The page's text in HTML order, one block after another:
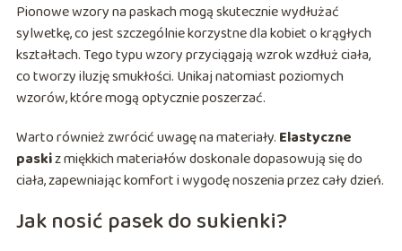
Pionowe wzory na paskach mogą skutecznie wydłużać
sylwetkę, co jest szczególnie korzystne dla kobiet o krągłych
kształtach. Tego typu wzory przyciągają wzrok wzdłuż ciała,
co tworzy iluzję smukłości. Unikaj natomiast poziomych
wzorów, które mogą optycznie poszerzać.
Warto również zwrócić uwagę na materiały. Elastyczne
paskiz miękkich materiałów doskonale dopasowują się do
ciała, zapewniając komfort i wygodę noszenia przez cały dzień.
Jak nosić pasek do sukienki?